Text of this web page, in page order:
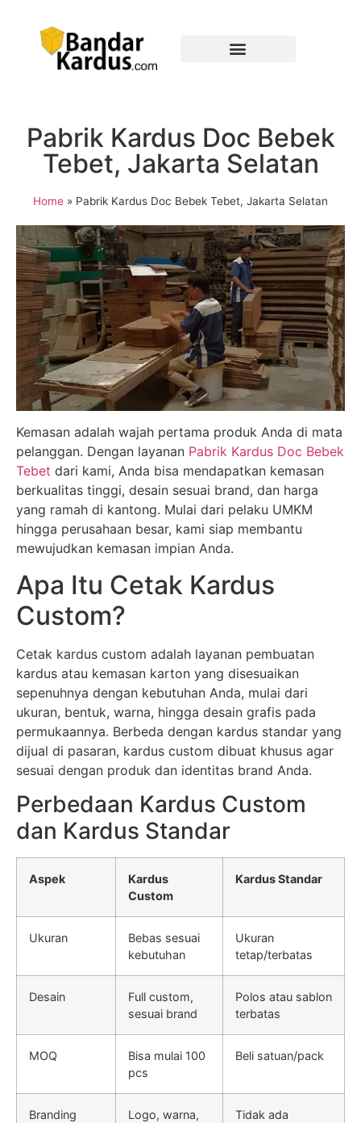
Pabrik Kardus Doc Bebek
Tebet, Jakarta Selatan
Home » Pabrik Kardus Doc Bebek Tebet, Jakarta Selatan
Kemasan adalah wajah pertama produk Anda di mata
pelanggan. Dengan layanan Pabrik Kardus Doc Bebek
Tebet dari kami, Anda bisa mendapatkan kemasan
berkualitas tinggi, desain sesuai brand, dan harga
yang ramah di kantong. Mulai dari pelaku UMKM
hingga perusahaan besar, kami siap membantu
mewujudkan kemasan impian Anda.
Apa Itu Cetak Kardus
Custom?
Cetak kardus custom adalah layanan pembuatan
kardus atau kemasan karton yang disesuaikan
sepenuhnya dengan kebutuhan Anda, mulai dari
ukuran, bentuk, warna, hingga desain grafis pada
permukaannya. Berbeda dengan kardus standar yang
dijual di pasaran, kardus custom dibuat khusus agar
sesuai dengan produk dan identitas brand Anda.
Perbedaan Kardus Custom
dan Kardus Standar
Aspek
Kardus
Custom
Kardus Standar
Ukuran
Bebas sesuai
kebutuhan
Ukuran
tetap/terbatas
Desain
Full custom,
sesuai brand
Polos atau sablon
terbatas
MOQ
Bisa mulai 100
pcs
Beli satuan/pack
Branding
Logo, warna,
Tidak ada